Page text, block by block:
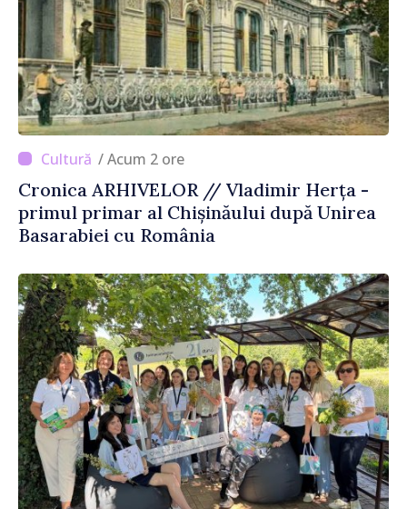
/ Acum 2 ore
Cronica ARHIVELOR // Vladimir Herța -
primul primar al Chișinăului după Unirea
Basarabiei cu România